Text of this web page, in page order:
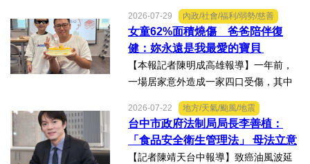
AA第25屆世界美容藝術與設計國際大
賽」及「2026WBAGlobalTripleChallen
ge全球美學現場賽」，展現紮實專業實
力，師生聯手勇奪四金、...
2026-07-29 內政/社會/福利/弱勢/慈善
女童62%面積燒傷 爸爸陪伴復
健：妳永遠是我最愛的寶貝
【本報記者陳明成高雄報導】一年前，
一場居家意外造成一家四口受傷，其中
當時年僅四歲的女兒芸芸全身62%面積
燒傷，在加護病房搶救超過兩個月，並
歷經在陽光基金會近一年的漫長復復健
及陪伴下，芸芸將於八月重返...
2026-07-22 地方/天氣/颱風/地震
台中市政府法制局局長李善植：
「食品安全衛生管理法」 母法立意
良善但子法標準過於寬鬆、處罰欠
【記者陳靖天台中報導】致癌油風波延